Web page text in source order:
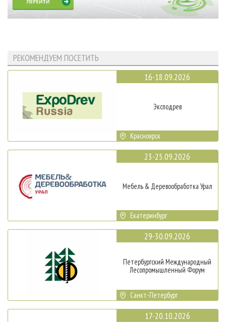
РЕКОМЕНДУЕМ ПОСЕТИТЬ
16-18.09.2026
Эксподрев
Красноярск
23-25.09.2026
Мебель & Деревообработка Урал
Екатеринбург
29-30.09.2026
Петербургский Международный
Лесопромышленный Форум
Санкт-Петербург
17-20.10.2026